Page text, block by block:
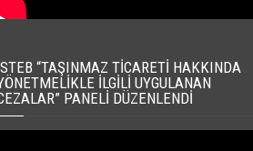
“TAŞINMAZ TICARETI HAKKINDA
İLGILI UYGULANAN
PANELI DÜZENLENDI